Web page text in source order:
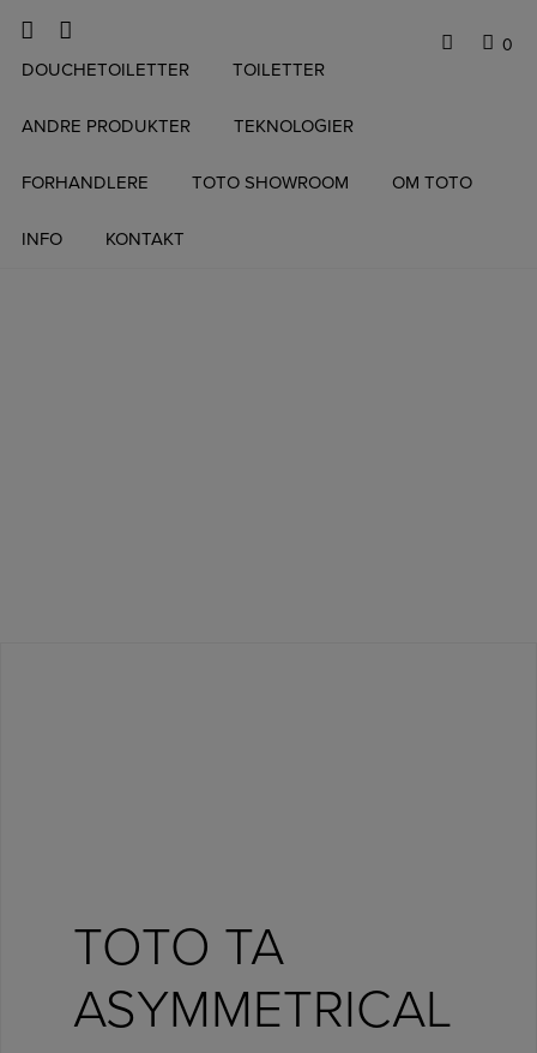
indholdet
0
DOUCHETOILETTER TOILETTER
ANDRE PRODUKTER TEKNOLOGIER
FORHANDLERE TOTO SHOWROOM OM TOTO
INFO KONTAKT
TOTO TA
ASYMMETRICAL